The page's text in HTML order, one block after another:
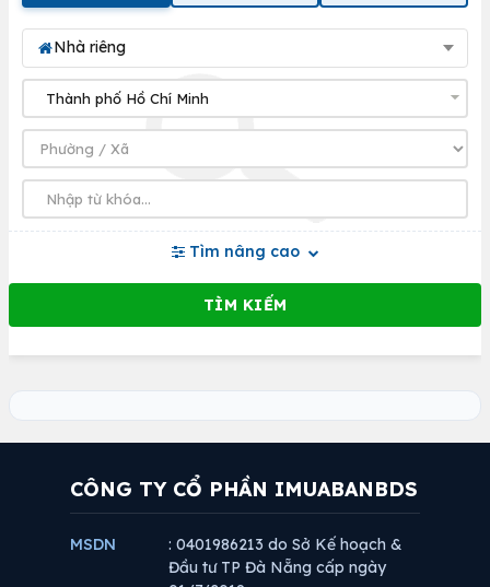
Nhà riêng
Tìm nâng cao
CÔNG TY CỔ PHẦN IMUABANBDS
MSDN
: 0401986213 do Sở Kế hoạch &
Đầu tư TP Đà Nẵng cấp ngày